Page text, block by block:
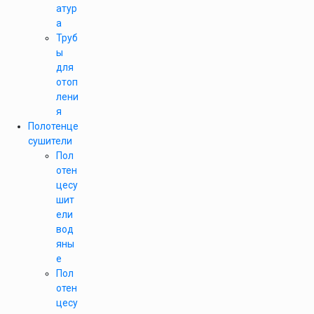
атур
а
Труб
ы
для
отоп
лени
я
Полотенце
сушители
Пол
отен
цесу
шит
ели
вод
яны
е
Пол
отен
цесу